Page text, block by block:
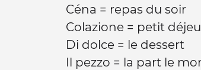
Céna = repas du soir
Colazione = petit
Di dolce = le dessert
Il pezzo = la part le